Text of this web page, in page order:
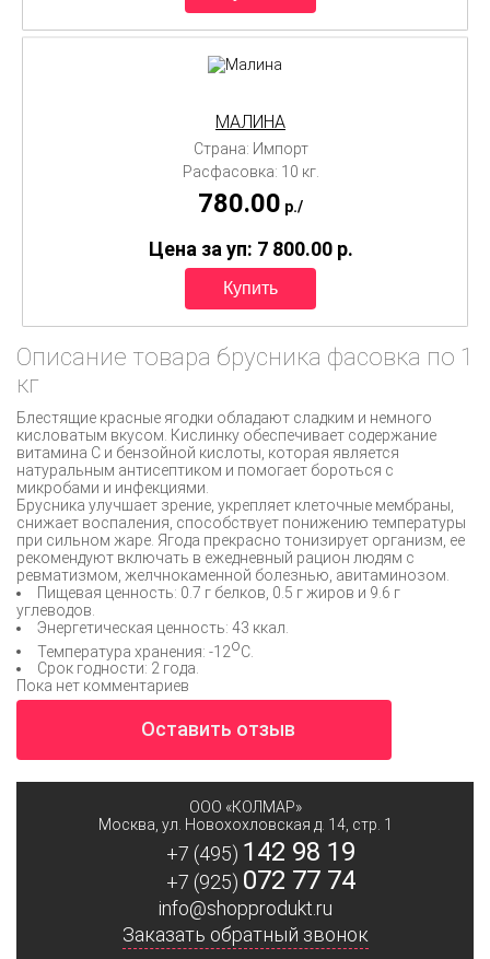
МАЛИНА
Страна: Импорт
Расфасовка: 10 кг.
780.00 p./
Цена за уп: 7 800.00 p.
Описание товара брусника фасовка по 1
кг
Блестящие красные ягодки обладают сладким и немного
кисловатым вкусом. Кислинку обеспечивает содержание
витамина С и бензойной кислоты, которая является
натуральным антисептиком и помогает бороться с
микробами и инфекциями.
Брусника улучшает зрение, укрепляет клеточные мембраны,
снижает воспаления, способствует понижению температуры
при сильном жаре. Ягода прекрасно тонизирует организм, ее
рекомендуют включать в ежедневный рацион людям с
ревматизмом, желчнокаменной болезнью, авитаминозом.
Пищевая ценность: 0.7 г белков, 0.5 г жиров и 9.6 г
углеводов.
Энергетическая ценность: 43 ккал.
Температура хранения: -12оС.
Срок годности: 2 года.
Пока нет комментариев
Оставить отзыв
ООО «КОЛМАР»
Москва, ул. Новохохловская д. 14, стр. 1
+7 (495) 142 98 19
+7 (925) 072 77 74
info@shopprodukt.ru
Заказать обратный звонок